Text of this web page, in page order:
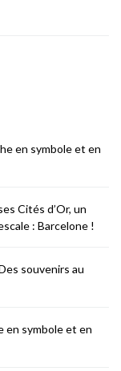
en symbole et en
Cités d’Or, un
: Barcelone !
souvenirs au
en symbole et en